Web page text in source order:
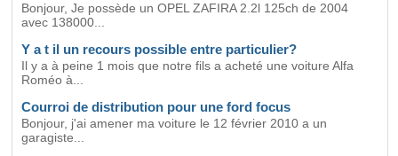
Bonjour, Je possède un OPEL ZAFIRA 2.2l 125ch de 2004
avec 138000...
Y a t il un recours possible entre particulier?
Il y a à peine 1 mois que notre fils a acheté une voiture Alfa
Roméo à...
Courroi de distribution pour une ford focus
Bonjour, j'ai amener ma voiture le 12 février 2010 a un
garagiste...